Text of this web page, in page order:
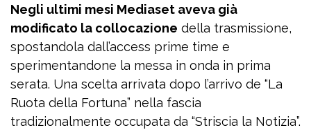
Negli ultimi mesi Mediaset aveva già
modificato la collocazione della trasmissione,
spostandola dall’access prime time e
sperimentandone la messa in onda in prima
serata. Una scelta arrivata dopo l’arrivo de “La
Ruota della Fortuna” nella fascia
tradizionalmente occupata da “Striscia la Notizia”.